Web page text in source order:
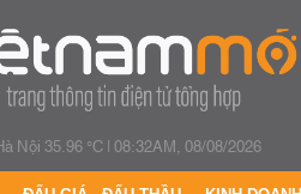
Nội 35.96 °C|08:32AM, 08/08/2026